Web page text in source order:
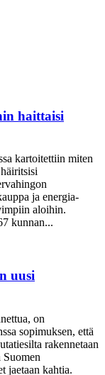
haittaisi
kartoitettiin miten
ja energia­
aloihin.
kunnan...
uusi
on
sopimuksen, että
rakennetaan
Suomen
jaetaan kahtia.